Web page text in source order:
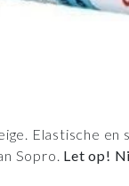
Elastische
Sopro. Let op!